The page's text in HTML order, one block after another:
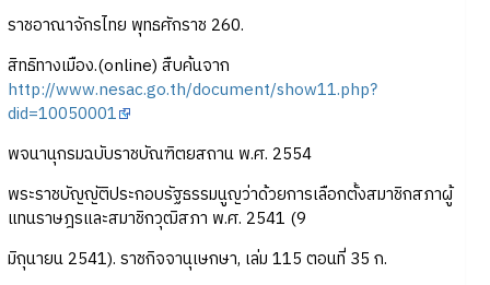
ราชอาณาจักรไทย พุทธศักราช 260.
สิทธิทางเมือง.(online) สืบค้นจาก
http://www.nesac.go.th/document/show11.php?
did=10050001
พจนานุกรมฉบับราชบัณฑิตยสถาน พ.ศ. 2554
พระราชบัญญัติประกอบรัฐธรรมนูญว่าด้วยการเลือกตั้งสมาชิกสภาผู้
แทนราษฎรและสมาชิกวุฒิสภา พ.ศ. 2541 (9
มิถุนายน 2541). ราชกิจจานุเษกษา, เล่ม 115 ตอนที่ 35 ก.